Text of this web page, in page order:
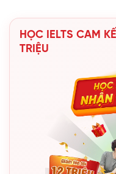
HỌC IELTS CAM
TRIỆU